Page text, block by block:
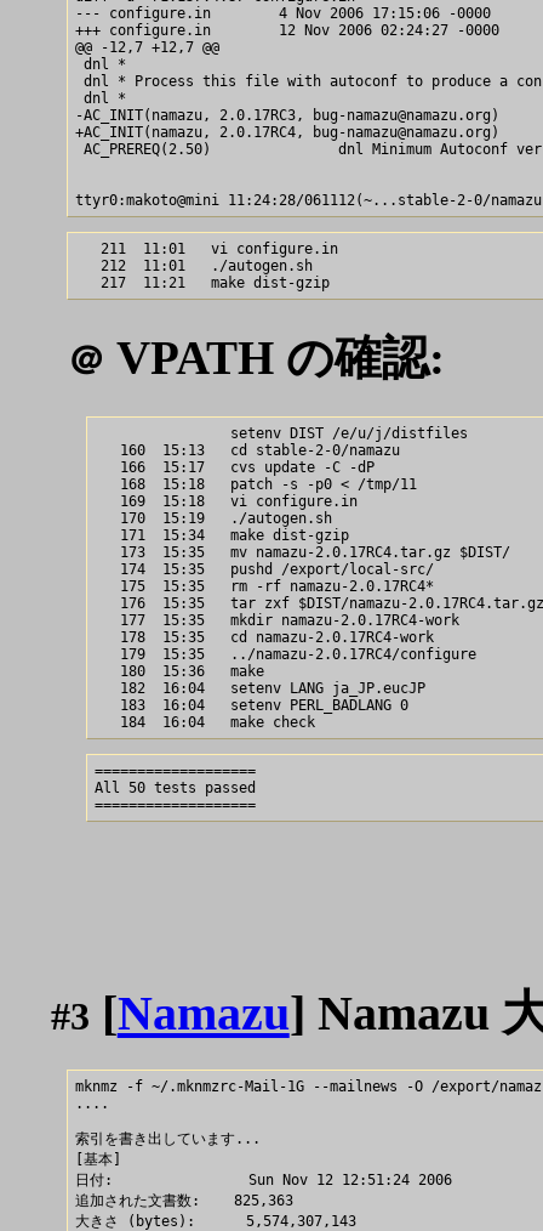
--- configure.in        4 Nov 2006 17:15:06 -0000
+++ configure.in        12 Nov 2006 02:24:27 -0000
@@ -12,7 +12,7 @@
dnl *
dnl * Process this file with autoconf to produce a
dnl *
-AC_INIT(namazu, 2.0.17RC3, bug-namazu@namazu.org)
+AC_INIT(namazu, 2.0.17RC4, bug-namazu@namazu.org)
AC_PREREQ(2.50)               dnl Minimum Autoconf
   211  11:01   vi configure.in
   212  11:01   ./autogen.sh
＠ VPATH の確認:
                setenv DIST /e/u/j/distfiles
   160  15:13   cd stable-2-0/namazu
   166  15:17   cvs update -C -dP
   168  15:18   patch -s -p0 < /tmp/11
   169  15:18   vi configure.in
   170  15:19   ./autogen.sh
   171  15:34   make dist-gzip
   173  15:35   mv namazu-2.0.17RC4.tar.gz $DIST/
   174  15:35   pushd /export/local-src/
   175  15:35   rm -rf namazu-2.0.17RC4*
   176  15:35   tar zxf $DIST/namazu-2.0.17RC4.tar.gz
   177  15:35   mkdir namazu-2.0.17RC4-work
   178  15:35   cd namazu-2.0.17RC4-work
   179  15:35   ../namazu-2.0.17RC4/configure
   180  15:36   make
   182  16:04   setenv LANG ja_JP.eucJP
   183  16:04   setenv PERL_BADLANG 0
===================
All 50 tests passed
#3 [Namazu] Namazu
mknmz -f ~/.mknmzrc-Mail-1G --mailnews -O /export/
....
索引を書き出しています...
[基本]
日付:                Sun Nov 12 12:51:24 2006
追加された文書数:    825,363
大きさ (bytes):      5,574,307,143